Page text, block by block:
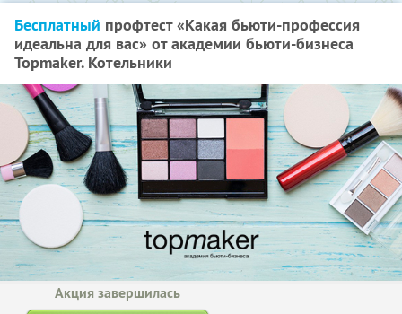
Бесплатный профтест «Какая бьюти-профессия
идеальна для вас» от академии бьюти-бизнеса
Topmaker. Котельники
Акция завершилась